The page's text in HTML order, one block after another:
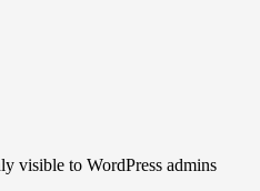
visible to WordPress admins